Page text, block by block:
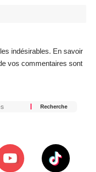
indésirables. En savoir
vos commentaires sont